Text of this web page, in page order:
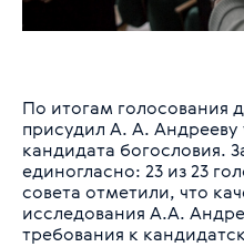
По итогам голосования
присудил А. А. Андрееву
кандидата богословия.
единогласно: 23 из 23
совета отметили, что
исследования А.А.
требования к